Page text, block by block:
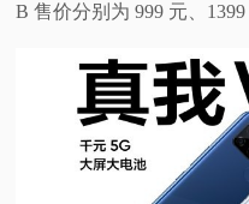
B 售价分别为 999 元、1399